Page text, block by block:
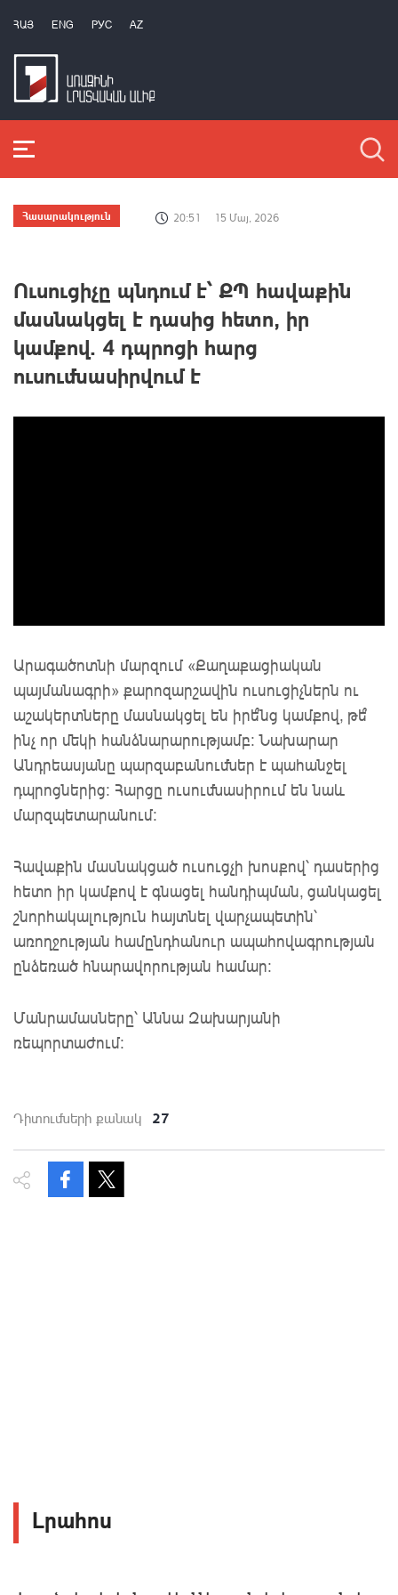
ՀԱՅ ENG РУС AZ
Հասարակություն 20:51 15 Մայ, 2026
Ուսուցիչը պնդում է՝ ՔՊ հավաքին
մասնակցել է դասից հետո, իր
կամքով. 4 դպրոցի հարց
ուսումնասիրվում է
Արագածոտնի մարզում «Քաղաքացիական
պայմանագրի» քարոզարշավին ուսուցիչներն ու
աշակերտները մասնակցել են իրե՞նց կամքով, թե՞
ինչ որ մեկի հանձնարարությամբ: Նախարար
Անդրեասյանը պարզաբանումներ է պահանջել
դպրոցներից: Հարցը ուսումնասիրում են նաև
մարզպետարանում:
Հավաքին մասնակցած ուսուցչի խոսքով՝ դասերից
հետո իր կամքով է գնացել հանդիպման, ցանկացել
շնորհակալություն հայտնել վարչապետին՝
առողջության համընդհանուր ապահովագրության
ընձեռած հնարավորության համար:
Մանրամասները՝ Աննա Զախարյանի
ռեպորտաժում:
Դիտումների քանակ 27
Լրահոս